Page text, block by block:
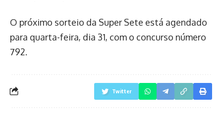
O próximo sorteio da Super Sete está agendado
para quarta-feira, dia 31, com o concurso número
792.
Twitter